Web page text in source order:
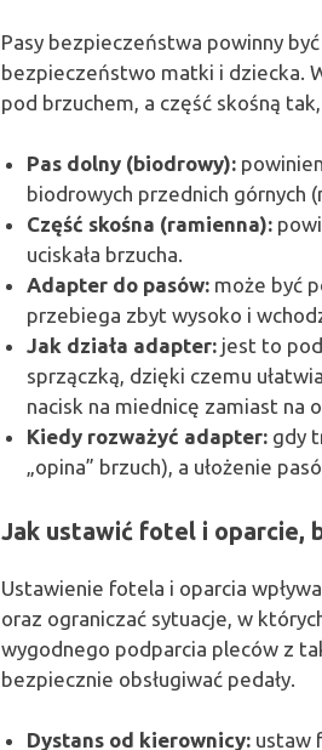
Pasy bezpieczeństwa powinny
bezpieczeństwo matki i dziecka.
pod brzuchem, a część skośną
Pas dolny (biodrowy):
biodrowych przednich górnych
Część skośna (ramienna):
uciskała brzucha.
Adapter do pasów: może być
przebiega zbyt wysoko i
Jak działa adapter: jest to
sprzączką, dzięki czemu
nacisk na miednicę zamiast na
Kiedy rozważyć adapter: gdy
„opina” brzuch), a ułożenie
Jak ustawić fotel i oparcie,
Ustawienie fotela i oparcia
oraz ograniczać sytuacje, w
wygodnego podparcia pleców z
bezpiecznie obsługiwać pedały.
Dystans od kierownicy: ustaw